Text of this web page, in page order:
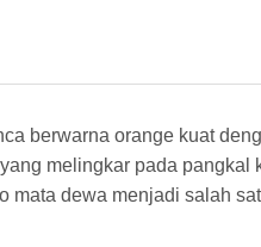
berwarna orange kuat
melingkar pada
dewa menjadi salah